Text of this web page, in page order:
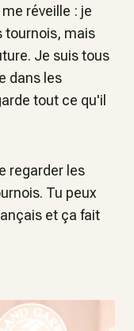
réveille : je
tournois, mais
Je suis tous
dans les
tout ce qu'il
regarder les
Tu peux
et ça fait